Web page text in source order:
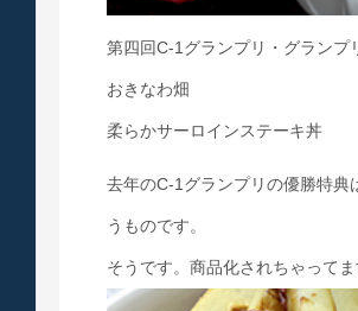
第四回C-1グランプリ・グランプ
おきなわ畑
柔らかサーロインステーキ丼
去年のC-1グランプリの優勝特
うものです。
そうです。商品化されちゃって